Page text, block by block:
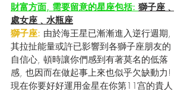
財富方面, 需要留意的星座包括: 獅子座﹑
處女座﹑水瓶座
獅子座: 由於海王星已漸漸進入逆行週期,
其拉扯能量或許已影響到各獅子座朋友的
自信心, 頓時讓你們感到有著莫名的低落
感, 也因而在做起事上來也似乎欠缺動力!
現在你要好好運用金星在你第11宫的貴人